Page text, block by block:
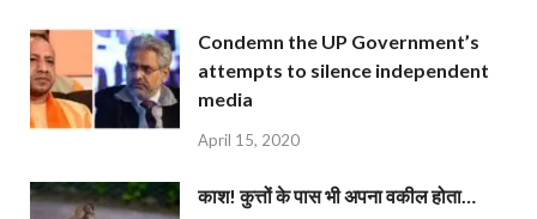
Condemn the UP Government’s
attempts to silence independent
media
April 15, 2020
काश! कुत्तों के पास भी अपना वकील होता…